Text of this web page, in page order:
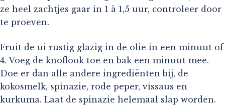
ze heel zachtjes gaar in 1 à 1,5 uur, controleer door
te proeven.
Fruit de ui rustig glazig in de olie in een minuut of
4. Voeg de knoflook toe en bak een minuut mee.
Doe er dan alle andere ingrediënten bij, de
kokosmelk, spinazie, rode peper, vissaus en
kurkuma. Laat de spinazie helemaal slap worden.